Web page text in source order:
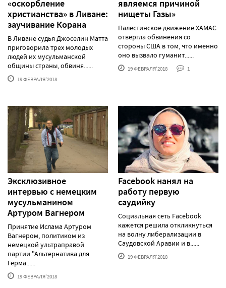
«оскорбление
христианства» в Ливане:
заучивание Корана
В Ливане судья Джоселин Матта
приговорила трех молодых
людей их мусульманской
общины страны, обвиня......
19 ФЕВРАЛЯ'2018
являемся причиной
нищеты Газы»
Палестинское движение ХАМАС
отвергла обвинения со
стороны США в том, что именно
оно вызвало гуманит......
19 ФЕВРАЛЯ'2018 1
Эксклюзивное
интервью с немецким
мусульманином
Артуром Вагнером
Принятие Ислама Артуром
Вагнером, политиком из
немецкой ультраправой
партии "Альтернатива для
Герма......
19 ФЕВРАЛЯ'2018
Facebook нанял на
работу первую
саудийку
Социальная сеть Facebook
кажется решила откликнуться
на волну либерализации в
Саудовской Аравии и в......
19 ФЕВРАЛЯ'2018